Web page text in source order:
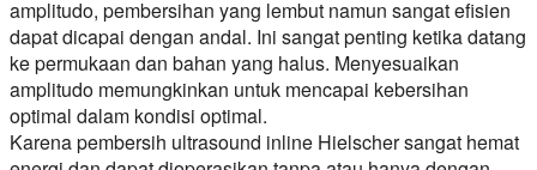
amplitudo, pembersihan yang lembut namun sangat efisien
dapat dicapai dengan andal. Ini sangat penting ketika datang
ke permukaan dan bahan yang halus. Menyesuaikan
amplitudo memungkinkan untuk mencapai kebersihan
optimal dalam kondisi optimal.
Karena pembersih ultrasound inline Hielscher sangat hemat